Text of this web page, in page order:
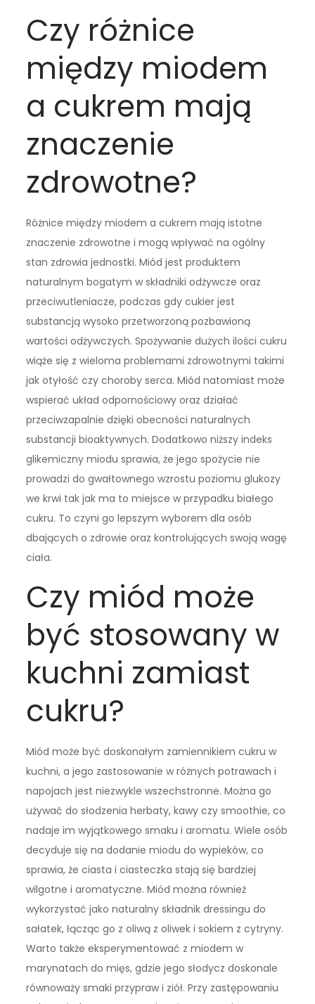
Czy różnice
między miodem
a cukrem mają
znaczenie
zdrowotne?
Różnice między miodem a cukrem mają istotne
znaczenie zdrowotne i mogą wpływać na ogólny
stan zdrowia jednostki. Miód jest produktem
naturalnym bogatym w składniki odżywcze oraz
przeciwutleniacze, podczas gdy cukier jest
substancją wysoko przetworzoną pozbawioną
wartości odżywczych. Spożywanie dużych ilości cukru
wiąże się z wieloma problemami zdrowotnymi takimi
jak otyłość czy choroby serca. Miód natomiast może
wspierać układ odpornościowy oraz działać
przeciwzapalnie dzięki obecności naturalnych
substancji bioaktywnych. Dodatkowo niższy indeks
glikemiczny miodu sprawia, że jego spożycie nie
prowadzi do gwałtownego wzrostu poziomu glukozy
we krwi tak jak ma to miejsce w przypadku białego
cukru. To czyni go lepszym wyborem dla osób
dbających o zdrowie oraz kontrolujących swoją wagę
ciała.
Czy miód może
być stosowany w
kuchni zamiast
cukru?
Miód może być doskonałym zamiennikiem cukru w
kuchni, a jego zastosowanie w różnych potrawach i
napojach jest niezwykle wszechstronne. Można go
używać do słodzenia herbaty, kawy czy smoothie, co
nadaje im wyjątkowego smaku i aromatu. Wiele osób
decyduje się na dodanie miodu do wypieków, co
sprawia, że ciasta i ciasteczka stają się bardziej
wilgotne i aromatyczne. Miód można również
wykorzystać jako naturalny składnik dressingu do
sałatek, łącząc go z oliwą z oliwek i sokiem z cytryny.
Warto także eksperymentować z miodem w
marynatach do mięs, gdzie jego słodycz doskonale
równoważy smaki przypraw i ziół. Przy zastępowaniu